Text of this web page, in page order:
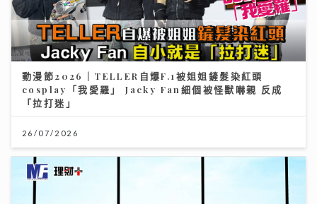
動漫節2026｜TELLER自爆F.1被姐姐鏟髮染紅頭
cosplay「我愛羅」 Jacky Fan細個被怪獸嚇親 反成
「拉打迷」
26/07/2026